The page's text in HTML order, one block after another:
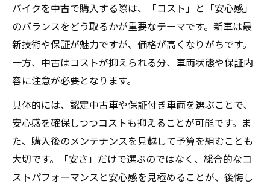
バイクを中古で購入する際は、「コスト」と「安心感」
のバランスをどう取るかが重要なテーマです。新車は最
新技術や保証が魅力ですが、価格が高くなりがちです。
一方、中古はコストが抑えられる分、車両状態や保証内
容に注意が必要となります。
具体的には、認定中古車や保証付き車両を選ぶことで、
安心感を確保しつつコストも抑えることが可能です。ま
た、購入後のメンテナンスを見越して予算を組むことも
大切です。「安さ」だけで選ぶのではなく、総合的なコ
ストパフォーマンスと安心感を見極めることが、後悔し